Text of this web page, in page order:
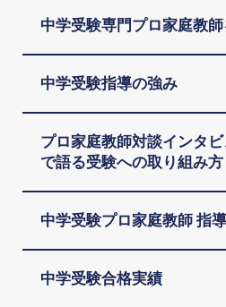
中学受験専門プロ家庭教
中学受験指導の強み
プロ家庭教師対談インタ
で語る受験への取り組み方
中学受験プロ家庭教師 指
中学受験合格実績